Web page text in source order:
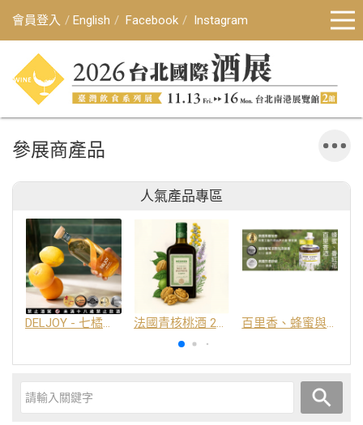
會員登入 English Facebook Instagram
參展商產品
人氣產品專區
DELJOY - 七橘干邑利口酒 24% 法國青核桃酒 25% 百里香、蜂蜜與番紅花酒